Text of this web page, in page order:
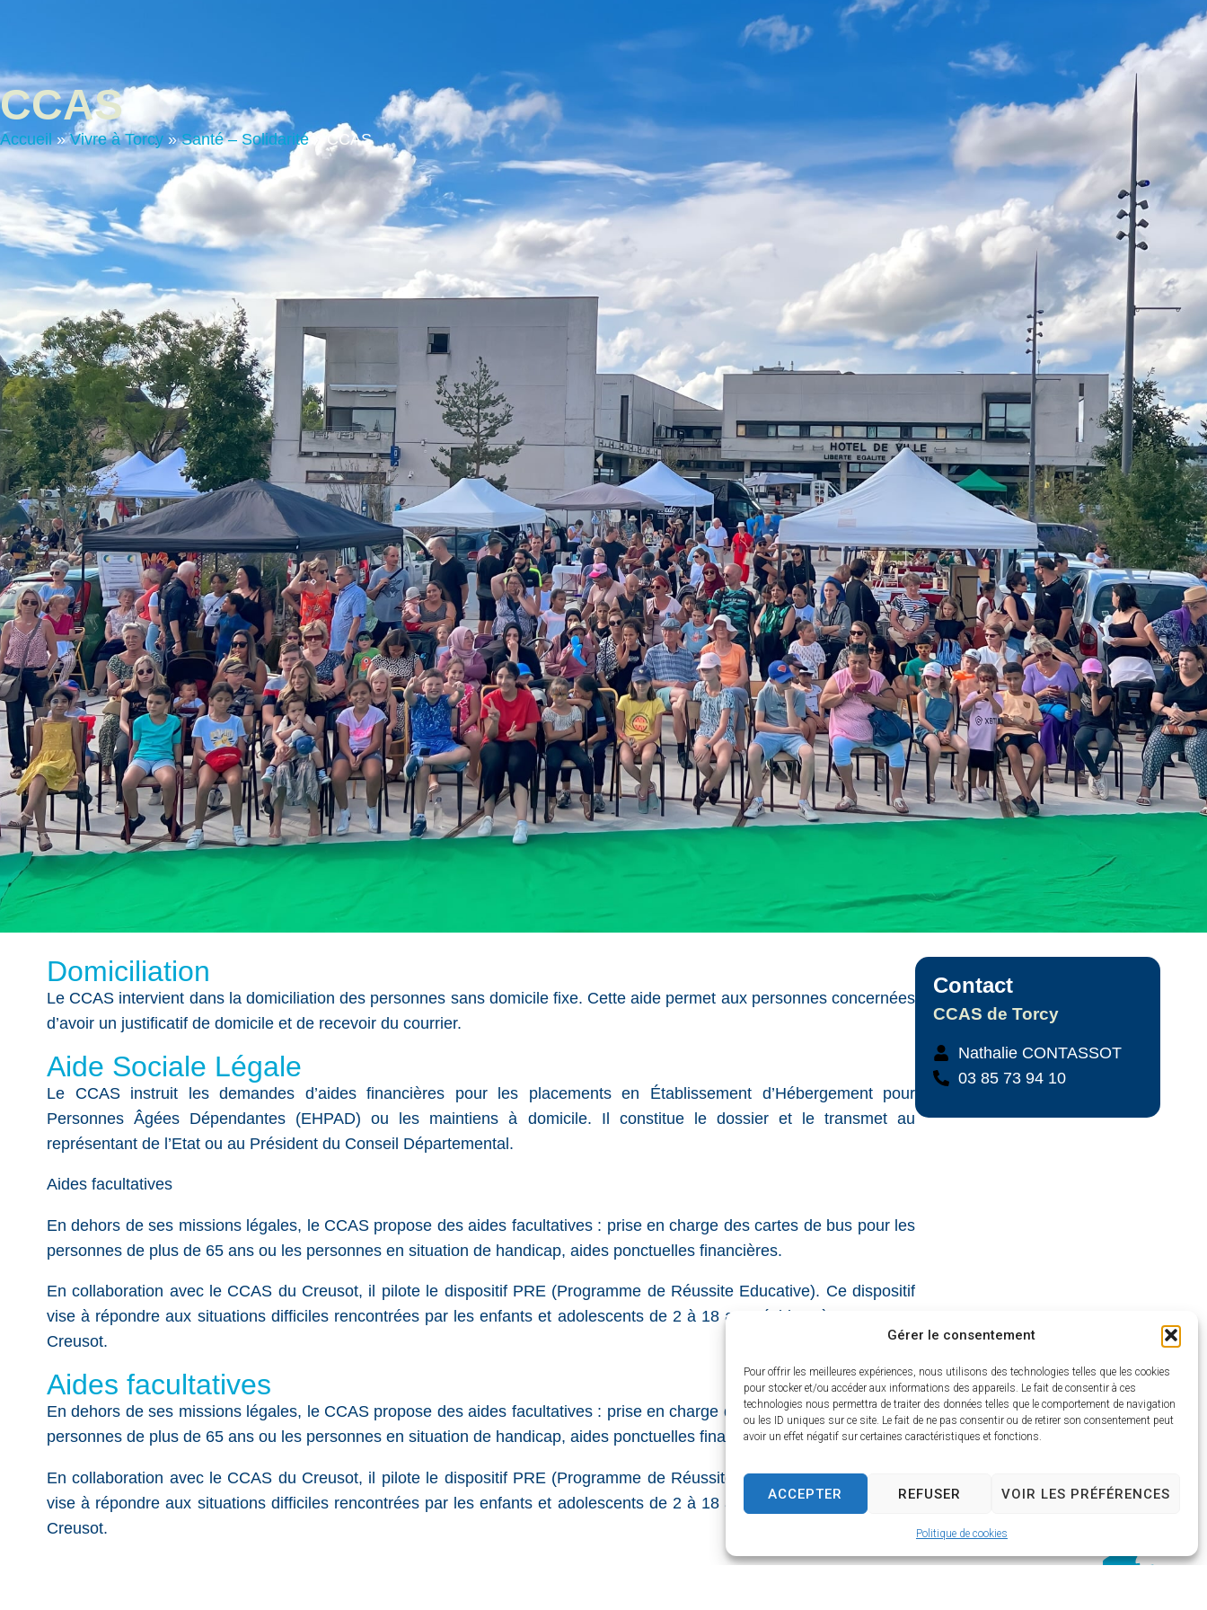
Gérer le consentement
Pour offrir les meilleures expériences, nous utilisons des technologies telles que les cookies
pour stocker et/ou accéder aux informations des appareils. Le fait de consentir à ces
technologies nous permettra de traiter des données telles que le comportement de navigation
ou les ID uniques sur ce site. Le fait de ne pas consentir ou de retirer son consentement peut
avoir un effet négatif sur certaines caractéristiques et fonctions.
ACCEPTER REFUSER VOIR LES PRÉFÉRENCES
Politique de cookies
Découvrir Torcy Mes démarches
CCAS
Accueil»Vivre à Torcy »Santé – Solidarité »CCAS
Domiciliation
Le CCAS intervient dans la domiciliation des personnes sans domicile fixe. Cette aide permet aux personnes concernées
d’avoir un justificatif de domicile et de recevoir du courrier.
Aide Sociale Légale
Le CCAS instruit les demandes d’aides financières pour les placements en Établissement d’Hébergement pour
Personnes Âgées Dépendantes (EHPAD) ou les maintiens à domicile. Il constitue le dossier et le transmet au
représentant de l’Etat ou au Président du Conseil Départemental.
Aides facultatives
En dehors de ses missions légales, le CCAS propose des aides facultatives : prise en charge des cartes de bus pour les
personnes de plus de 65 ans ou les personnes en situation de handicap, aides ponctuelles financières.
En collaboration avec le CCAS du Creusot, il pilote le dispositif PRE (Programme de Réussite Educative). Ce dispositif
vise à répondre aux situations difficiles rencontrées par les enfants et adolescents de 2 à 18 ans résidant à Torcy et au
Creusot.
Aides facultatives
En dehors de ses missions légales, le CCAS propose des aides facultatives : prise en charge des cartes de bus pour les
personnes de plus de 65 ans ou les personnes en situation de handicap, aides ponctuelles financières.
En collaboration avec le CCAS du Creusot, il pilote le dispositif PRE (Programme de Réussite Educative). Ce dispositif
vise à répondre aux situations difficiles rencontrées par les enfants et adolescents de 2 à 18 ans résidant à Torcy et au
Creusot.
Contact
CCAS de Torcy
Nathalie CONTASSOT
03 85 73 94 10